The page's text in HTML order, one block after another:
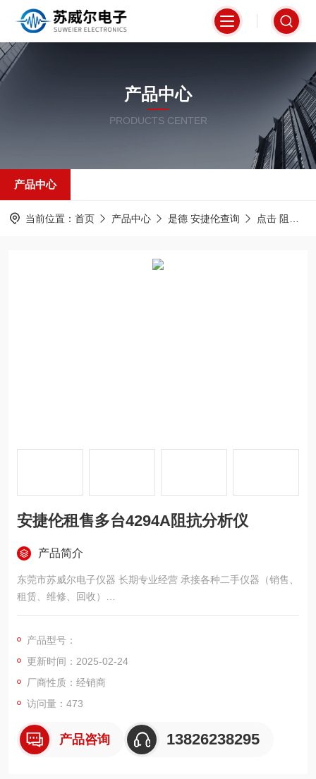
产品中心
PRODUCTS CENTER
产品中心
当前位置： 首页 产品中心 是德 安捷伦查询 点击 阻抗分析仪
安捷伦租售多台4294A阻抗分析仪
产品简介
东莞市苏威尔电子仪器 长期专业经营 承接各种二手仪器（销售、
租赁、维修、回收）
东莞市苏威尔电子仪器让您以合理的预算购买到高品质与性能稳
东莞市苏威尔电子仪器为您大限度地节省成本；并且提供长期的
售后服务和技术支持，
东莞市苏威尔电子仪器成色新，价格低，技术优良、质量可靠、
性能稳定的优良产品。
产品型号：
更新时间：2025-02-24
厂商性质：经销商
访问量：473
产品咨询 13826238295